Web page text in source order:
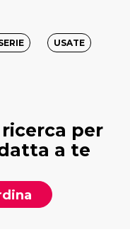
USATE
per
a te